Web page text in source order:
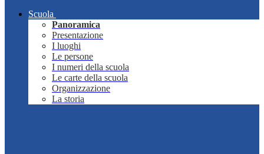
Scuola
Panoramica
Presentazione
I luoghi
Le persone
I numeri della scuola
Le carte della scuola
Organizzazione
La storia